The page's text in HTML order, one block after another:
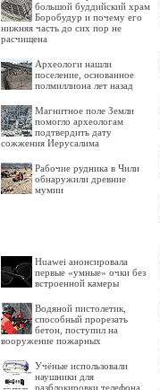
большой буддийский храм
Боробудур и почему его
нижняя часть до сих пор не
расчищена
Археологи нашли
поселение, основанное
полмиллиона лет назад
Магнитное поле Земли
помогло археологам
подтвердить дату
сожжения Иерусалима
Рабочие рудника в Чили
обнаружили древние
мумии
Huawei анонсировала
первые «умные» очки без
встроенной камеры
Водяной пистолетик,
способный прорезать
бетон, поступил на
вооружение пожарных
Учёные использовали
наушники для
разблокировки телефона